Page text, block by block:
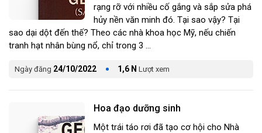
Ngày đăng 24/10/2022 1,6 N Lượt xem
rạng rỡ với nhiều cố gắng và sắp sửa phá
hủy nền văn minh đó. Tại sao vậy? Tại
sao dại dột đến thế? Theo các nhà khoa học Mỹ, nếu chiến
tranh hạt nhân bùng nổ, chỉ trong 3 ...
Hoa đạo dưỡng sinh
Một trái táo rơi đã tạo cơ hội cho Nhà